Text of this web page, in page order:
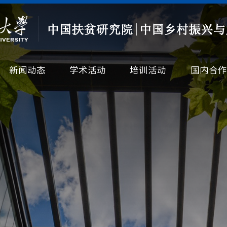
新闻动态 学术活动 培训活动 国内合作